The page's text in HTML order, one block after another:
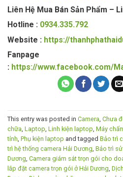
Liên Hệ Mua Bán Sản Phẩm –
Hotline : 0934.335.792
Website : https://
Fanpage
: https://www.facebook.com/
This entry was posted in Camera Chưa
chữa Laptop Linh kiện laptop Máy
tính Phụ kiện laptop and tagged Bảo trì
trì hệ thống camera Hải Dương Bảo trì
Dương Camera giám sát trọn gói cho
lắp đặt camera trọn gói ở Hải Dương